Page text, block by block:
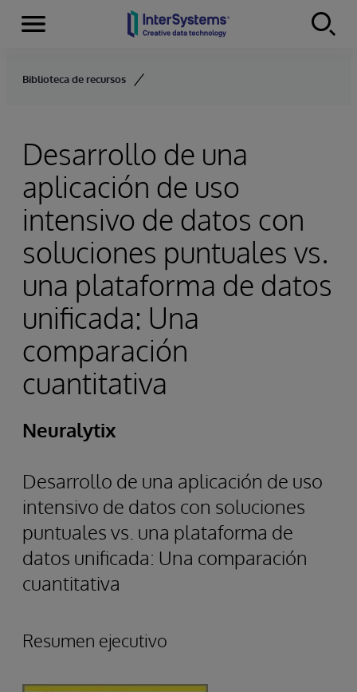
Skip to content
Secciones
Biblioteca de recursos
Desarrollo de una
aplicación de uso
intensivo de datos con
soluciones puntuales vs.
una plataforma de datos
unificada: Una
comparación
cuantitativa
Neuralytix
Desarrollo de una aplicación de uso
intensivo de datos con soluciones
puntuales vs. una plataforma de
datos unificada: Una comparación
cuantitativa
Resumen ejecutivo